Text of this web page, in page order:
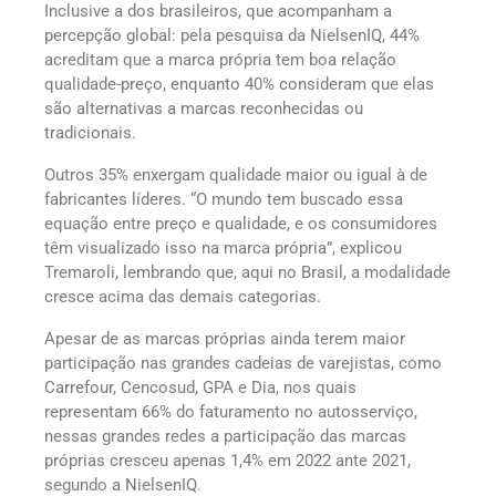
Inclusive a dos brasileiros, que acompanham a
percepção global: pela pesquisa da NielsenIQ, 44%
acreditam que a marca própria tem boa relação
qualidade-preço, enquanto 40% consideram que elas
são alternativas a marcas reconhecidas ou
tradicionais.
Outros 35% enxergam qualidade maior ou igual à de
fabricantes líderes. “O mundo tem buscado essa
equação entre preço e qualidade, e os consumidores
têm visualizado isso na marca própria”, explicou
Tremaroli, lembrando que, aqui no Brasil, a modalidade
cresce acima das demais categorias.
Apesar de as marcas próprias ainda terem maior
participação nas grandes cadeias de varejistas, como
Carrefour, Cencosud, GPA e Dia, nos quais
representam 66% do faturamento no autosserviço,
nessas grandes redes a participação das marcas
próprias cresceu apenas 1,4% em 2022 ante 2021,
segundo a NielsenIQ.